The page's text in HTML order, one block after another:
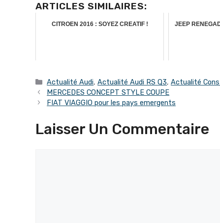
ARTICLES SIMILAIRES:
CITROEN 2016 : SOYEZ CREATIF !
JEEP
Catégories
Actualité Audi,Actualité Audi RS Q3,Actualité
MERCEDES CONCEPT STYLE COUPE
FIAT VIAGGIO pour les pays emergents
Laisser Un Commentaire